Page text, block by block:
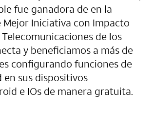
fue ganadora de en la
Iniciativa con Impacto
de los
y beneficiamos a más de
configurando funciones de
en sus dispositivos
e IOs de manera gratuita.